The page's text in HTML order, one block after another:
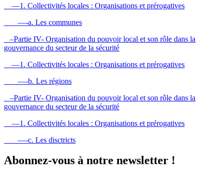
—1. Collectivités locales : Organisations et prérogatives
—-a. Les communes
–Partie IV- Organisation du pouvoir local et son rôle dans la
gouvernance du secteur de la sécurité
—1. Collectivités locales : Organisations et prérogatives
—-b. Les régions
–Partie IV- Organisation du pouvoir local et son rôle dans la
gouvernance du secteur de la sécurité
—1. Collectivités locales : Organisations et prérogatives
—-c. Les disctricts
Abonnez-vous à notre newsletter !